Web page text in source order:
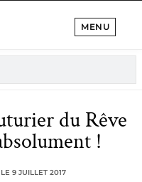
MENU
du Rêve
!
LE 9 JUILLET 2017